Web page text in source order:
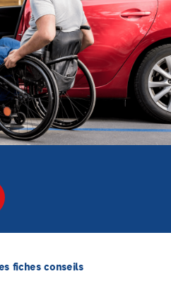
fiches conseils